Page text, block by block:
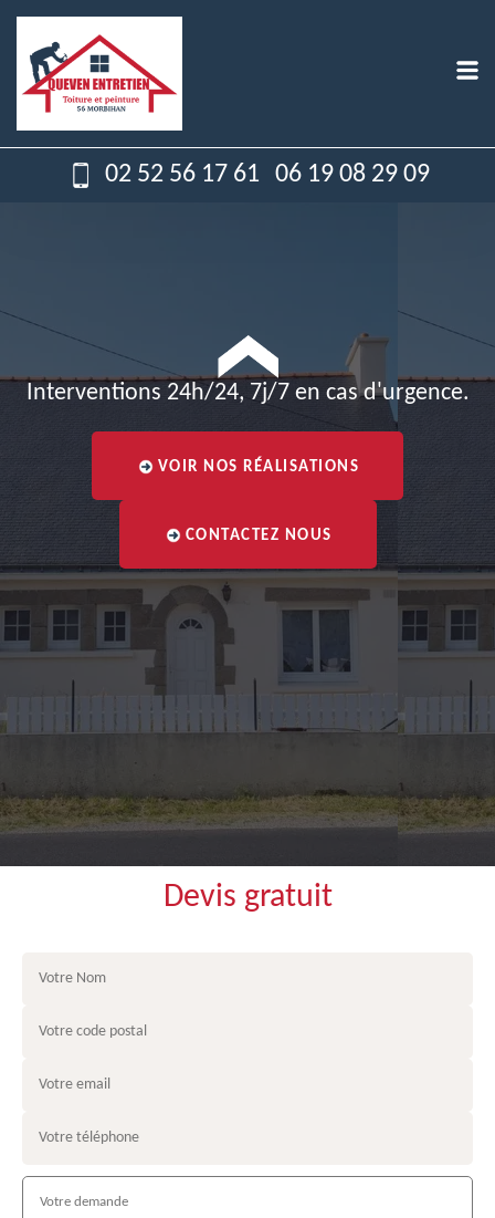
02 52 56 17 61 06 19 08 29 09
Interventions 24h/24, 7j/7 en cas d'urgence.
VOIR NOS RÉALISATIONS
CONTACTEZ NOUS
Devis gratuit